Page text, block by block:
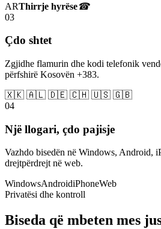
ARThirrje hyrëse☎
03
Çdo shtet
Zgjidhe flamurin dhe kodi telefonik
përfshirë Kosovën +383.
🇽🇰 🇦🇱 🇩🇪 🇨🇭 🇺🇸 🇬🇧
04
Një llogari, çdo pajisje
Vazhdo bisedën në Windows, Android,
drejtpërdrejt në web.
WindowsAndroidiPhoneWeb
Privatësi dhe kontroll
Biseda që mbeten mes